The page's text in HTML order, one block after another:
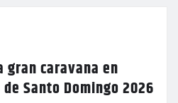
gran caravana en
Santo Domingo 2026